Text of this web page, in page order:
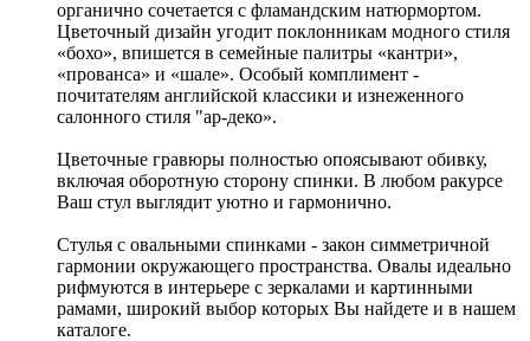
органично сочетается с фламандским натюрмортом.
Цветочный дизайн угодит поклонникам модного стиля
«бохо», впишется в семейные палитры «кантри»,
«прованса» и «шале». Особый комплимент -
почитателям английской классики и изнеженного
салонного стиля "ар-деко».
Цветочные гравюры полностью опоясывают обивку,
включая оборотную сторону спинки. В любом ракурсе
Ваш стул выглядит уютно и гармонично.
Стулья с овальными спинками - закон симметричной
гармонии окружающего пространства. Овалы идеально
рифмуются в интерьере с зеркалами и картинными
рамами, широкий выбор которых Вы найдете и в нашем
каталоге.